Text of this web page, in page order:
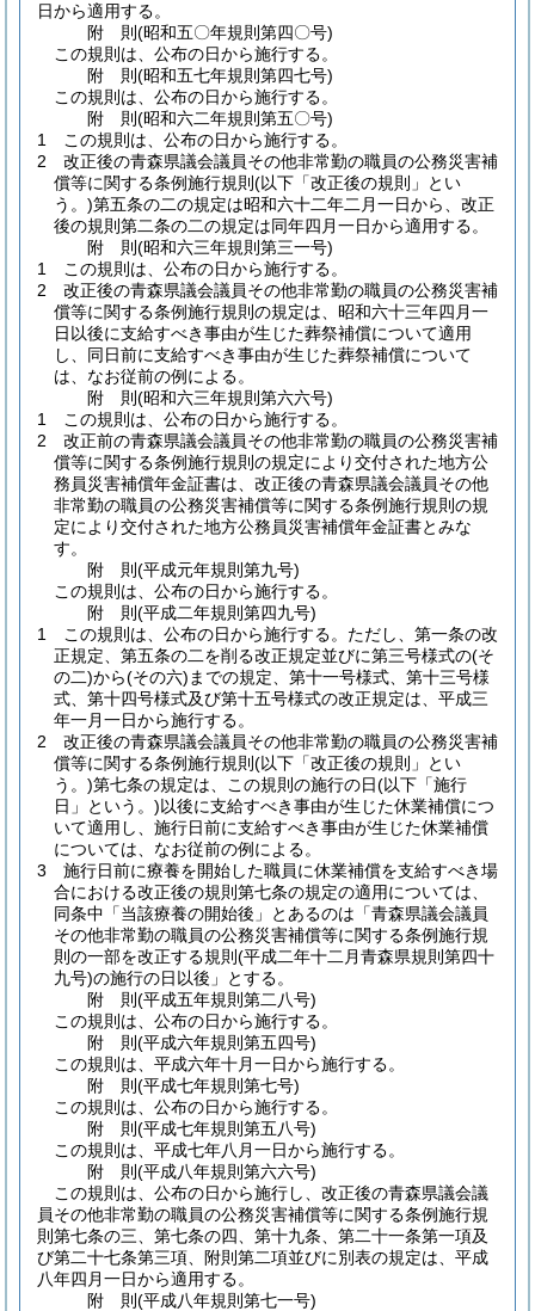
日から適用する。
附 則(昭和五〇年規則第四〇号)
この規則は、公布の日から施行する。
附 則(昭和五七年規則第四七号)
この規則は、公布の日から施行する。
附 則(昭和六二年規則第五〇号)
1
この規則は、公布の日から施行する。
2
改正後の青森県議会議員その他非常勤の職員の公務災害補
償等に関する条例施行規則 (以下「改正後の規則」とい
う。)第五条の二の規定は昭和六十二年二月一日から、改正
後の規則第二条の二の規定は同年四月一日から適用する。
附 則(昭和六三年規則第三一号)
1
この規則は、公布の日から施行する。
2
改正後の青森県議会議員その他非常勤の職員の公務災害補
償等に関する条例施行規則の規定は、昭和六十三年四月一
日以後に支給すべき事由が生じた葬祭補償について適用
し、同日前に支給すべき事由が生じた葬祭補償について
は、なお従前の例による。
附 則(昭和六三年規則第六六号)
1
この規則は、公布の日から施行する。
2
改正前の青森県議会議員その他非常勤の職員の公務災害補
償等に関する条例施行規則の規定により交付された地方公
務員災害補償年金証書は、改正後の青森県議会議員その他
非常勤の職員の公務災害補償等に関する条例施行規則の規
定により交付された地方公務員災害補償年金証書とみな
す。
附 則(平成元年規則第九号)
この規則は、公布の日から施行する。
附 則(平成二年規則第四九号)
1
この規則は、公布の日から施行する。 ただし、第一条の改
正規定、第五条の二を削る改正規定並びに第三号様式の(そ
の二)から(その六) までの規定、第十一号様式、第十三号様
式、第十四号様式及び第十五号様式の改正規定は、平成三
年一月一日から施行する。
2
改正後の青森県議会議員その他非常勤の職員の公務災害補
償等に関する条例施行規則 (以下「改正後の規則」とい
う。)第七条の規定は、この規則の施行の日(以下「施行
日」という。)以後に支給すべき事由が生じた休業補償につ
いて適用し、施行日前に支給すべき事由が生じた休業補償
については、なお従前の例による。
3
施行日前に療養を開始した職員に休業補償を支給すべき場
合における改正後の規則第七条の規定の適用については、
同条中「当該療養の開始後」とあるのは「青森県議会議員
その他非常勤の職員の公務災害補償等に関する条例施行規
則の一部を改正する規則 (平成二年十二月青森県規則第四十
九号)の施行の日以後」とする。
附 則(平成五年規則第二八号)
この規則は、公布の日から施行する。
附 則(平成六年規則第五四号)
この規則は、平成六年十月一日から施行する。
附 則(平成七年規則第七号)
この規則は、公布の日から施行する。
附 則(平成七年規則第五八号)
この規則は、平成七年八月一日から施行する。
附 則(平成八年規則第六六号)
この規則は、公布の日から施行し、改正後の青森県議会議
員その他非常勤の職員の公務災害補償等に関する条例施行規
則第七条の三、第七条の四、第十九条、第二十一条第一項及
び第二十七条第三項、附則第二項並びに別表の規定は、平成
八年四月一日から適用する。
附 則(平成八年規則第七一号)